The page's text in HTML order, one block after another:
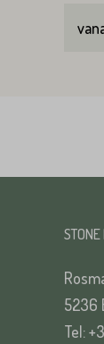
5236
Tel: